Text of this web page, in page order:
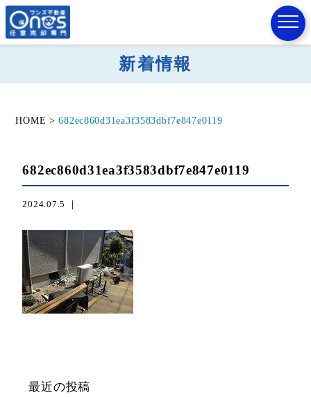
新着情報
HOME >682ec860d31ea3f3583dbf7e847e0119
682ec860d31ea3f3583dbf7e847e0119
2024.07.5 ｜
最近の投稿